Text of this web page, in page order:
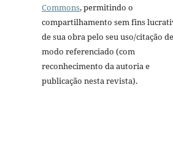
Commons, permitindo o
compartilhamento sem fins
de sua obra pelo seu uso/citação de
modo referenciado (com
reconhecimento da autoria e
publicação nesta revista).